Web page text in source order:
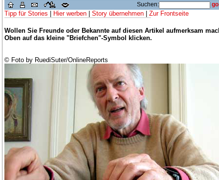
Suchen:
Tipp für Stories Hier werben Story übernehmen Zur Frontseite
Wollen Sie Freunde oder Bekannte auf diesen Artikel aufmerksam
Oben auf das kleine "Briefchen"-Symbol klicken.
© Foto by RuediSuter/OnlineReports